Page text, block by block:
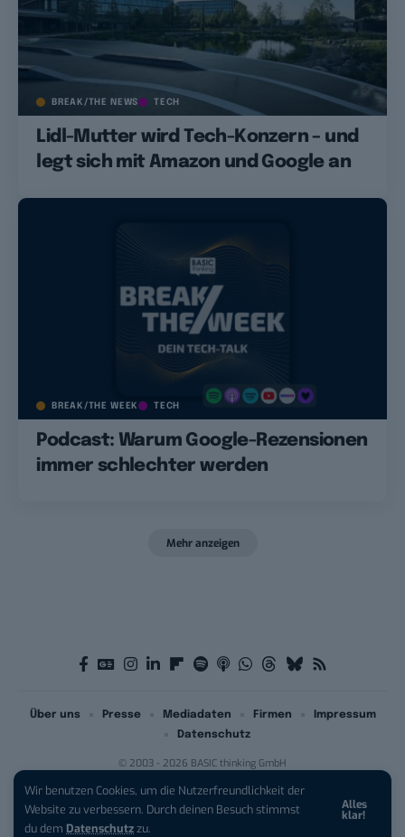
Wir benutzen Cookies, um die Nutzerfreundlichkeit der
Website zu verbessern. Durch deinen Besuch stimmst
du dem Datenschutzzu.
Alles
klar!
BREAK/THE NEWS TECH
Lidl-Mutter wird Tech-Konzern – und
legt sich mit Amazon und Google an
BREAK/THE WEEK TECH
Podcast: Warum Google-Rezensionen
immer schlechter werden
Mehr anzeigen
© 2003 - 2026 BASIC thinking GmbH
Über uns Presse Mediadaten Firmen
Impressum
Datenschutz
iPhone 17 Pro sichern:Für 1 € +
200 € Hardware-Bonus!